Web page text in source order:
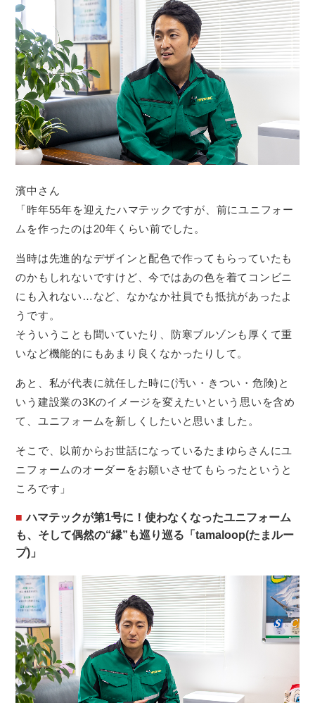
濱中さん
「昨年55年を迎えたハマテックですが、前にユニフォー
ムを作ったのは20年くらい前でした。
当時は先進的なデザインと配色で作ってもらっていたも
のかもしれないですけど、今ではあの色を着てコンビニ
にも入れない…など、なかなか社員でも抵抗があったよ
うです。
そういうことも聞いていたり、防寒ブルゾンも厚くて重
いなど機能的にもあまり良くなかったりして。
あと、私が代表に就任した時に(汚い・きつい・危険)と
いう建設業の3Kのイメージを変えたいという思いを含め
て、ユニフォームを新しくしたいと思いました。
そこで、以前からお世話になっているたまゆらさんにユ
ニフォームのオーダーをお願いさせてもらったというと
ころです」
ハマテックが第1号に！使わなくなったユニフォーム
も、そして偶然の“縁”も巡り巡る「tamaloop(たまルー
プ)」